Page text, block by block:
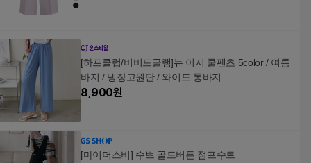
[하프클럽/비비드글램]뉴 이지 쿨팬츠 5color / 여름
바지 / 냉장고원단 / 와이드 통바지
8,900원
[마이더스비] 수쁘 골드버튼 점프수트